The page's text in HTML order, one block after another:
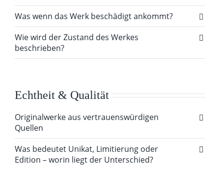
Was wenn das Werk beschädigt ankommt?
Wie wird der Zustand des Werkes
beschrieben?
Echtheit & Qualität
Originalwerke aus vertrauenswürdigen
Quellen
Was bedeutet Unikat, Limitierung oder
Edition – worin liegt der Unterschied?